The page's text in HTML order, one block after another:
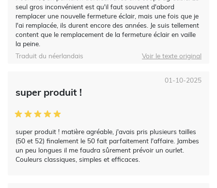
seul gros inconvénient est qu'il faut souvent d'abord
remplacer une nouvelle fermeture éclair, mais une fois que je
l'ai remplacée, ils durent encore des années. Je suis tellement
content que le remplacement de la fermeture éclair en vaille
la peine.
Traduit du néerlandais Voir le texte original
super produit !
super produit ! matière agréable, j'avais pris plusieurs tailles
(50 et 52) finalement le 50 fait parfaitement l'affaire. Jambes
un peu longues il me faudra sûrement prévoir un ourlet.
Couleurs classiques, simples et efficaces.
01-10-2025